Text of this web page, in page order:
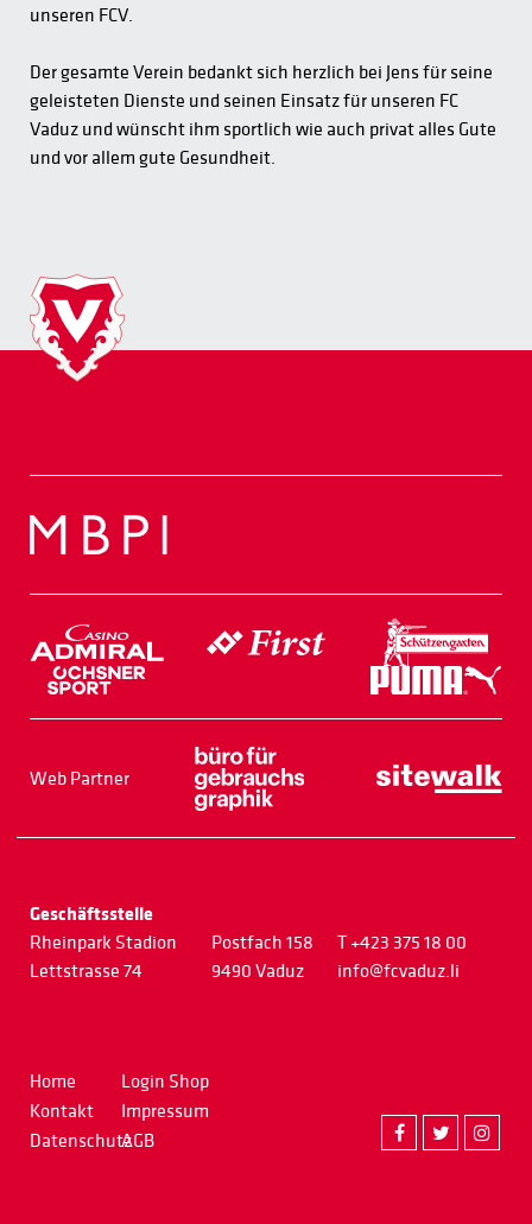
unseren FCV.
Der gesamte Verein bedankt sich herzlich bei Jens für seine
geleisteten Dienste und seinen Einsatz für unseren FC
Vaduz und wünscht ihm sportlich wie auch privat alles Gute
und vor allem gute Gesundheit.
Web Partner
Geschäftsstelle
Rheinpark Stadion
Lettstrasse 74
Postfach 158
9490 Vaduz
T +423 375 18 00
info@fcvaduz.li
Home
Kontakt
Datenschutz
Login Shop
Impressum
AGB